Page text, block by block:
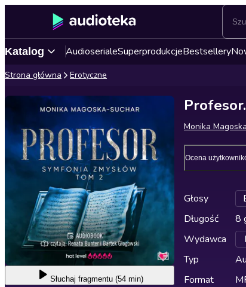
Katalog AudioserialeSuperprodukcjeBestsellery
Strona główna Erotyczne
Słuchaj fragmentu (54 min)
Monika
Ocena
Głosy
Długość
8
Wydawca
Typ
Format